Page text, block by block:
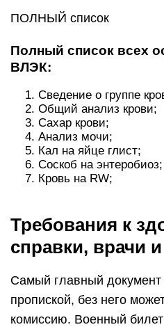
ПОЛНЫЙ список
Полный список всех
ВЛЭК:
Сведение о группе
Общий анализ крови;
Сахар крови;
Анализ мочи;
Кал на яйце глист;
Соскоб на энтеробиоз;
Кровь на RW;
Требования к
справки, врачи
Самый главный документ
пропиской, без него
комиссию. Военный